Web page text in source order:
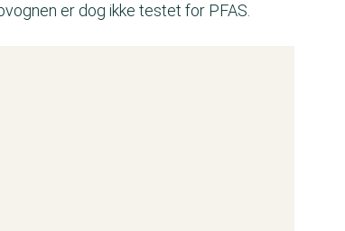
er dog ikke testet for PFAS.